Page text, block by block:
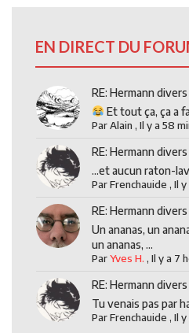
EN DIRECT DU
RE: Hermann divers
Et tout ça, ça a
ParAlain ,Il y a 58
RE: Hermann divers
...et aucun raton-
ParFrenchauide ,Il
RE: Hermann divers
Un ananas, un
un ananas, ...
ParYves H. ,Il y a 7
RE: Hermann divers
Tu venais pas par
ParFrenchauide ,Il